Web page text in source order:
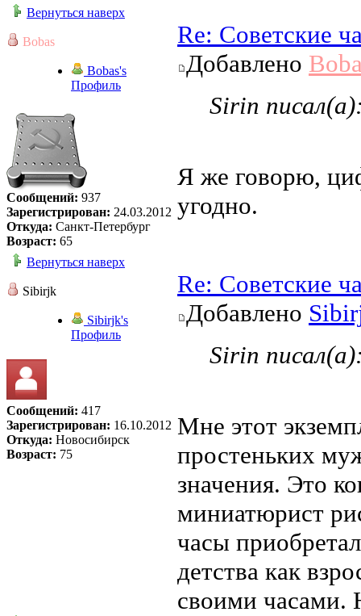
Вернуться наверх
Bobas
Bobas's
Профиль
Сообщений: 937
Зарегистрирован: 24.03.2012
Откуда: Санкт-Петербург
Возраст: 65
Re: Советские
Добавлено
Sirin
Я же говорю,
угодно.
Вернуться наверх
Sibirjk
Sibirjk's
Профиль
Сообщений: 417
Зарегистрирован: 16.10.2012
Откуда: Новосибирск
Возраст: 75
Re: Советские
Добавлено
Sirin
Мне этот
простеньких
значения. Это
миниатюрист
часы
детства как
своими часами.